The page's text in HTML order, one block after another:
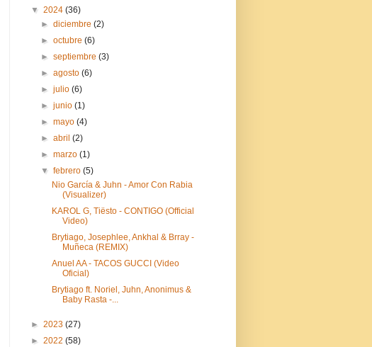
▼ 2024 (36)
►diciembre(2)
►octubre(6)
►septiembre(3)
►agosto(6)
►julio(6)
►junio(1)
►mayo(4)
►abril(2)
►marzo(1)
▼febrero(5)
Nio García & Juhn - Amor Con Rabia
(Visualizer)
KAROL G, Tiësto - CONTIGO (Official
Video)
Brytiago, Josephlee, Ankhal & Brray -
Muñeca (REMIX)
Anuel AA - TACOS GUCCI (Video
Oficial)
Brytiago ft. Noriel, Juhn, Anonimus &
Baby Rasta -...
► 2023 (27)
► 2022 (58)